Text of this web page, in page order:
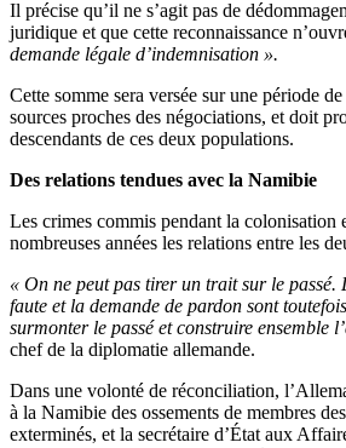
Il précise qu’il ne s’agit pas de
juridique et que cette reconnaissance
demande légale d’indemnisation ».
Cette somme sera versée sur une période
sources proches des négociations, et doit
descendants de ces deux populations.
Des relations tendues avec la Namibie
Les crimes commis pendant la colonisation
nombreuses années les relations entre les
« On ne peut pas tirer un trait sur le passé.
faute et la demande de pardon sont
surmonter le passé et construire ensemble
chef de la diplomatie allemande.
Dans une volonté de réconciliation,
à la Namibie des ossements de membres
exterminés, et la secrétaire d’État aux